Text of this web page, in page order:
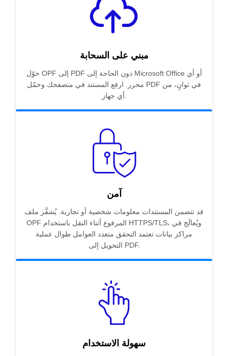
مبني على السحابة
حوّل OPF إلى PDF دون الحاجة إلى Microsoft Office أو أي
محرر. ارفع المستند في متصفحك وحمّل PDF في ثوانٍ، من
آمن
قد تتضمن المستندات معلومات شخصية أو تجارية. يُشفَّر ملف
OPF المرفوع أثناء النقل باستخدام HTTPS/TLS، ويُعالَج في
مراكز بيانات تعتمد التحقق متعدد العوامل طوال عملية
التحويل إلى PDF.
سهولة الاستخدام